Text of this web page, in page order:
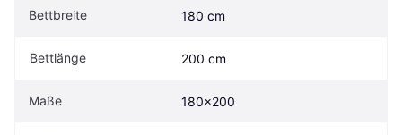
Bettbreite 180 cm
Bettlänge 200 cm
Maße 180x200